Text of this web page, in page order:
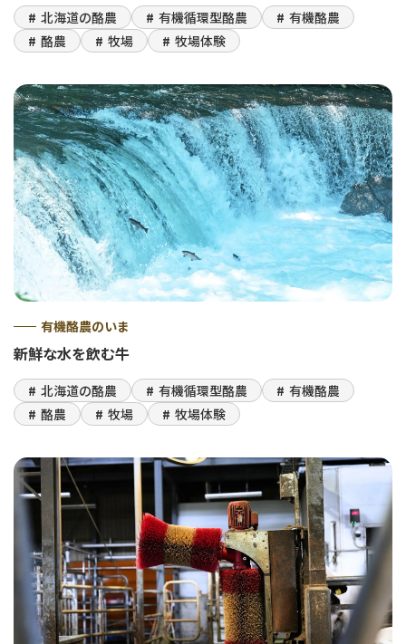
北海道の酪農 有機循環型酪農
有機酪農
酪農
牧場 牧場体験
有機酪農のいま
新鮮な水を飲む牛
北海道の酪農 有機循環型酪農
有機酪農
酪農
牧場 牧場体験